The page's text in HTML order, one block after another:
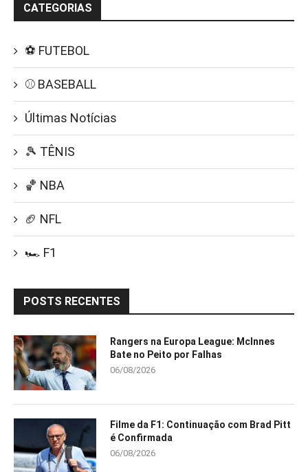
CATEGORIAS
⚽ FUTEBOL
⚾ BASEBALL
Últimas Notícias
🎾 TÊNIS
🏀 NBA
🏈 NFL
🏎️ F1
POSTS RECENTES
Rangers na Europa League: McInnes
Bate no Peito por Falhas
06/08/2026
Filme da F1: Continuação com Brad Pitt
é Confirmada
06/08/2026